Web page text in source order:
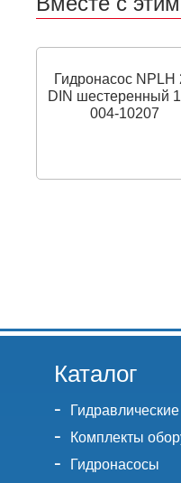
Гидронасос NPLH
DIN шестеренный
004-10207
Каталог
Комплекты
Гидронасосы